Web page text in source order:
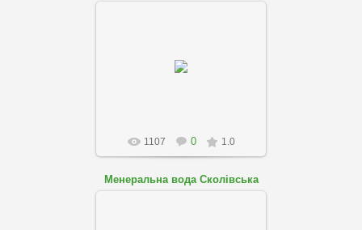
1107 0 1.0
Менеральна вода Сколівська